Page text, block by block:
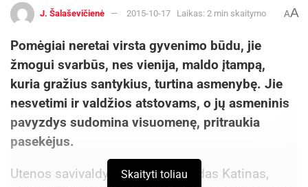
surinktos net 25 tonos elektronikos atliekų.
J. Šalaševičienė 2015-10-17 Laikas: 2 min skaitymo AA
Pomėgiai neretai virsta gyvenimo būdu, jie
žmogui svarbūs, nes vienija, maldo įtampą,
kuria gražius santykius, turtina asmenybę. Jie
nesvetimi ir valdžios atstovams, o jų asmeninis
pavyzdys sudomina visuomenę, pritraukia
pasekėjus.
Utenos savivaldybės meras Alvydas Katinas,
Skaityti toliau